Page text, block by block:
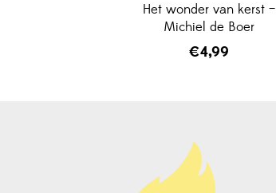
Het wonder van kerst –
Michiel de Boer
€4,99